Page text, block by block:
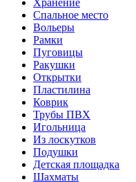
Спальное место
Вольеры
Рамки
Пуговицы
Ракушки
Открытки
Пластилина
Коврик
Трубы ПВХ
Игольница
Из лоскутков
Подушки
Детская площадка
Шахматы